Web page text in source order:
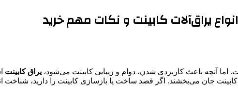
یراق‌آلات کابینت و نکات مهم خرید
اما آنچه باعث کاربردی شدن، دوام و زیبایی کابینت می‌شود، یراق کابینت
جان می‌بخشند. اگر قصد ساخت یا بازسازی کابینت را دارید، شناخت